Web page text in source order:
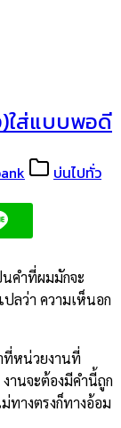
)ใส่แบบพอดี
บ่นไปทั่ว
คำที่ผมมักจะ
ลว่า ความเห็นอก
ที่หน่วยงานที่
านจะต้องมีคำนี้ถูก
ทางตรงก็ทางอ้อม